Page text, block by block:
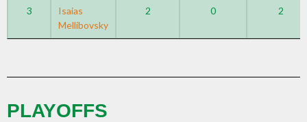
3
Isaias
Mellibovsky
2 0 2
PLAYOFFS